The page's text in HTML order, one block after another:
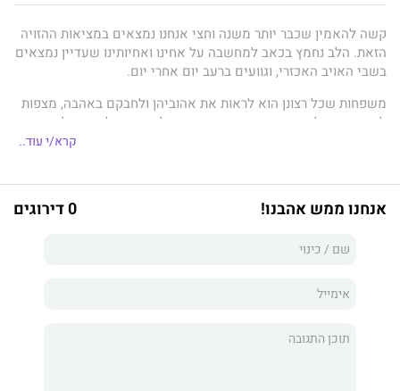
קשה להאמין שכבר יותר משנה וחצי אנחנו נמצאים במציאות ההזויה
הזאת. הלב נחמץ בכאב למחשבה על אחינו ואחיותינו שעדיין נמצאים
בשבי האויב האכזרי, וגוועים ברעב יום אחרי יום.
משפחות שכל רצונן הוא לראות את אהוביהן ולחבקם באהבה, מצפות
לאיזשהו בדל מידע שיבהיר את מצבם של היקרים להם מכל.
עם שלם שליבו נמצא במנהרות ובמרתפי החמאס. עם שלם שמייחל
והתרגשות. כל חטופה ששבה לחיק העם ממלאת את הנשמה בתחושת
מהקרב, כבר לא יהיו אותם האנשים שיצאו. חלקם פצועים ופגועים
הורים לילדים הולכים לתוך הסכנה מתוך תחושת שליחות עמוקה,
קרא/י עוד..
אנחנו ממש אהבנו! 0 דירוגים